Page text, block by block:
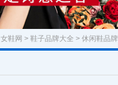
女鞋网 > 鞋子品牌大全 > 休闲鞋品牌